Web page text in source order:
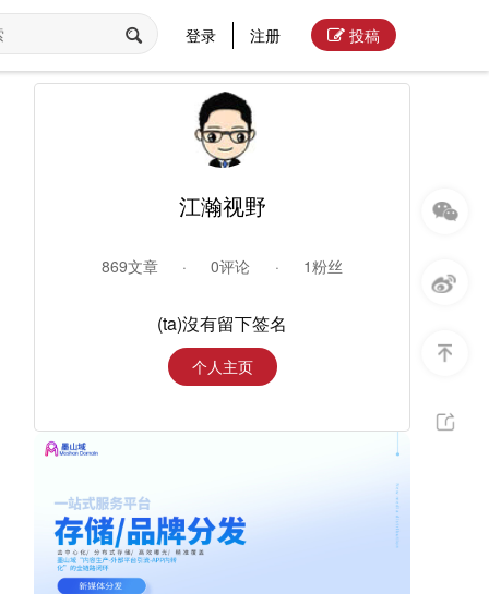
登录 注册 投稿
江瀚视野
869文章 · 0评论 · 1粉丝
(ta)沒有留下签名
个人主页